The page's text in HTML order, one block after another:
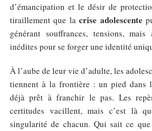
d’émancipation et le désir de
tiraillement que lacrise adolescente
générant souffrances, tensions, mais
inédites pour se forger une identité
À l’aube de leur vie d’adulte, les
tiennent à la frontière : un pied dans
déjà prêt à franchir le pas. Les
certitudes vacillent, mais c’est là
singularité de chacun. Qui sait ce